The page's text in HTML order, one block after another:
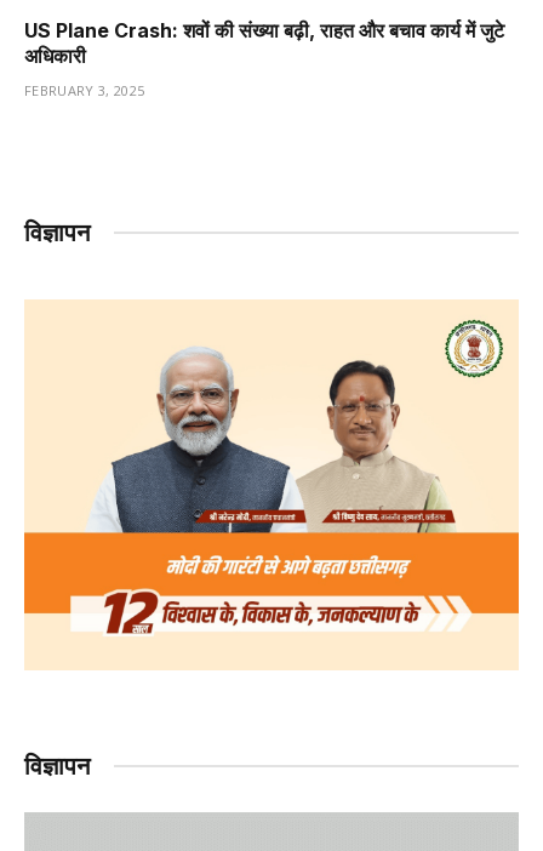
US Plane Crash: शवों की संख्या बढ़ी, राहत और बचाव कार्य में जुटे
अधिकारी
FEBRUARY 3, 2025
विज्ञापन
विज्ञापन